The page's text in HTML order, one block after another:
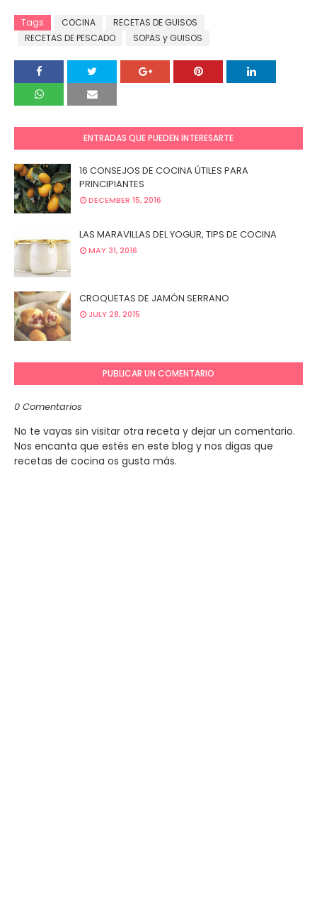
Tags COCINA
RECETAS DE GUISOS
RECETAS DE PESCADO
SOPAS y GUISOS
ENTRADAS QUE PUEDEN INTERESARTE
16 CONSEJOS DE COCINA ÚTILES PARA
PRINCIPIANTES
DECEMBER 15, 2016
LAS MARAVILLAS DEL YOGUR, TIPS DE COCINA
MAY 31, 2016
CROQUETAS DE JAMÓN SERRANO
JULY 28, 2015
PUBLICAR UN COMENTARIO
0 Comentarios
No te vayas sin visitar otra receta y dejar un comentario.
Nos encanta que estés en este blog y nos digas que
recetas de cocina os gusta más.